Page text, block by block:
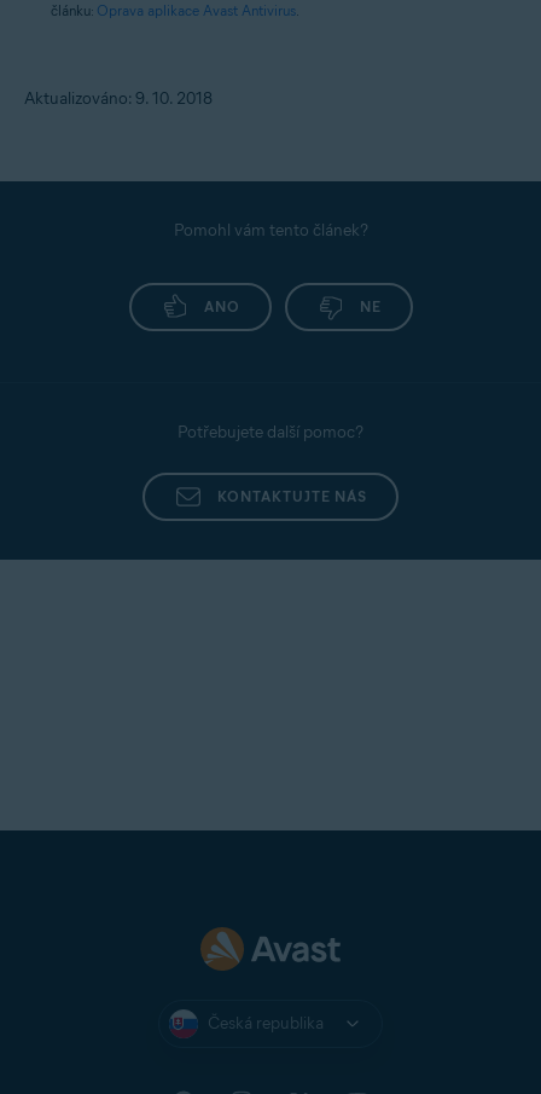
článku: Oprava aplikace Avast Antivirus.
Aktualizováno: 9. 10. 2018
Pomohl vám tento článek?
ANO NE
Potřebujete další pomoc?
KONTAKTUJTE NÁS
Česká republika